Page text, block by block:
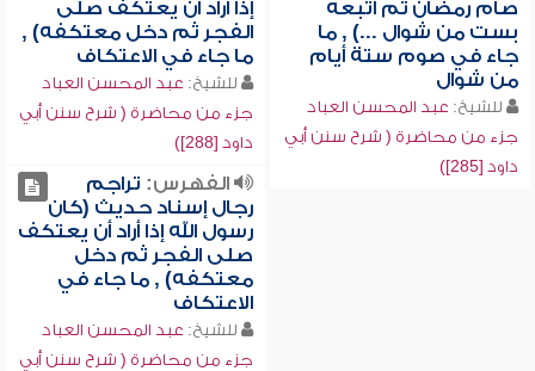
صام رمضان ثم أتبعه
بست من شوال ...) , ما
جاء في صوم ستة أيام
من شوال
للشيخ: عبد المحسن العباد
جزء من محاضرة ( شرح سنن أبي
داود [285])
إذا أراد أن يعتكف صلى
الفجر ثم دخل معتكفه) ,
ما جاء في الاعتكاف
للشيخ: عبد المحسن العباد
جزء من محاضرة ( شرح سنن أبي
داود [288])
الفهرس: تراجم
رجال إسناد حديث (كان
رسول الله إذا أراد أن يعتكف
صلى الفجر ثم دخل
معتكفه) , ما جاء في
الاعتكاف
للشيخ: عبد المحسن العباد
جزء من محاضرة ( شرح سنن أبي